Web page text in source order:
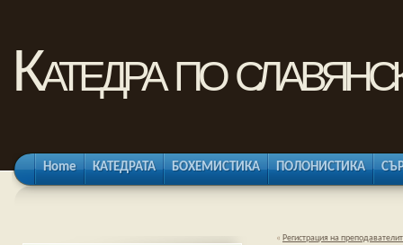
Катедра по
Home КАТЕДРАТА БОХЕМИСТИКА ПОЛОНИСТИКА
« Регистрация на